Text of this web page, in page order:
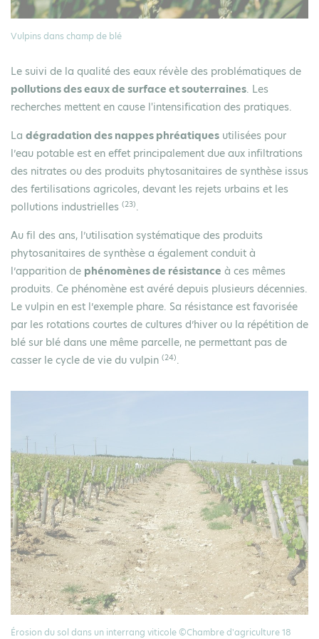
Vulpins dans champ de blé
Le suivi de la qualité des eaux révèle des problématiques de
pollutions des eaux de surface et souterraines. Les
recherches mettent en cause l'intensification des pratiques.
La dégradation des nappes phréatiques utilisées pour
l’eau potable est en effet principalement due aux infiltrations
des nitrates ou des produits phytosanitaires de synthèse issus
des fertilisations agricoles, devant les rejets urbains et les
pollutions industrielles (23).
Au fil des ans, l’utilisation systématique des produits
phytosanitaires de synthèse a également conduit à
l’apparition de phénomènes de résistance à ces mêmes
produits. Ce phénomène est avéré depuis plusieurs décennies.
Le vulpin en est l’exemple phare. Sa résistance est favorisée
par les rotations courtes de cultures d’hiver ou la répétition de
blé sur blé dans une même parcelle, ne permettant pas de
casser le cycle de vie du vulpin (24).
Érosion du sol dans un interrang viticole ©Chambre d'agriculture 18